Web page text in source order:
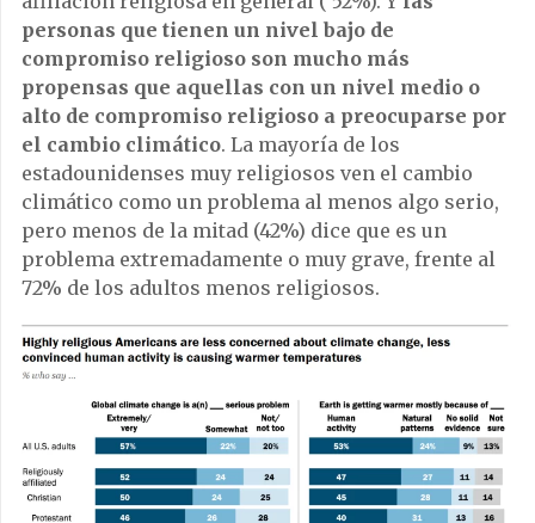
personas que tienen un nivel bajo de
compromiso religioso son mucho más
propensas que aquellas con un nivel medio o
alto de compromiso religioso a preocuparse por
el cambio climático. La mayoría de los
estadounidenses muy religiosos ven el cambio
climático como un problema al menos algo serio,
pero menos de la mitad (42%) dice que es un
problema extremadamente o muy grave, frente al
72% de los adultos menos religiosos.